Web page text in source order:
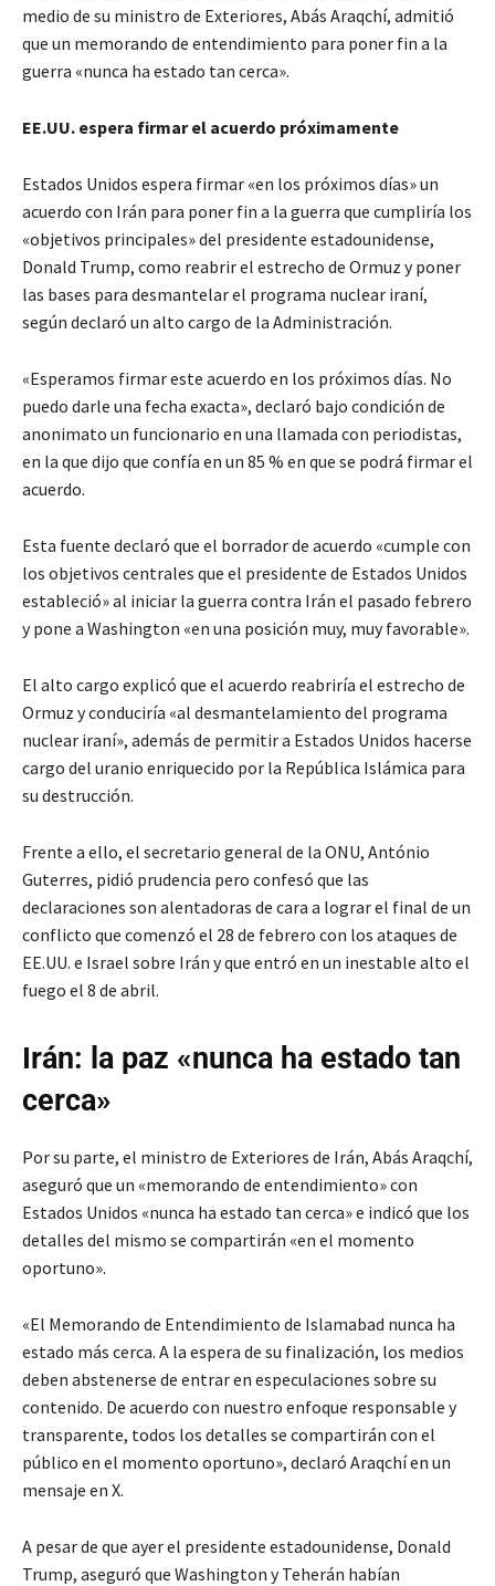
medio de su ministro de Exteriores, Abás Araqchí, admitió
que un memorando de entendimiento para poner fin a la
guerra «nunca ha estado tan cerca».
EE.UU. espera firmar el acuerdo próximamente
Estados Unidos espera firmar «en los próximos días» un
acuerdo con Irán para poner fin a la guerra que cumpliría los
«objetivos principales» del presidente estadounidense,
Donald Trump, como reabrir el estrecho de Ormuz y poner
las bases para desmantelar el programa nuclear iraní,
según declaró un alto cargo de la Administración.
«Esperamos firmar este acuerdo en los próximos días. No
puedo darle una fecha exacta», declaró bajo condición de
anonimato un funcionario en una llamada con periodistas,
en la que dijo que confía en un 85 % en que se podrá firmar el
acuerdo.
Esta fuente declaró que el borrador de acuerdo «cumple con
los objetivos centrales que el presidente de Estados Unidos
estableció» al iniciar la guerra contra Irán el pasado febrero
y pone a Washington «en una posición muy, muy favorable».
El alto cargo explicó que el acuerdo reabriría el estrecho de
Ormuz y conduciría «al desmantelamiento del programa
nuclear iraní», además de permitir a Estados Unidos hacerse
cargo del uranio enriquecido por la República Islámica para
su destrucción.
Frente a ello, el secretario general de la ONU, António
Guterres, pidió prudencia pero confesó que las
declaraciones son alentadoras de cara a lograr el final de un
conflicto que comenzó el 28 de febrero con los ataques de
EE.UU. e Israel sobre Irán y que entró en un inestable alto el
fuego el 8 de abril.
Irán: la paz «nunca ha estado tan
cerca»
Por su parte, el ministro de Exteriores de Irán, Abás Araqchí,
aseguró que un «memorando de entendimiento» con
Estados Unidos «nunca ha estado tan cerca» e indicó que los
detalles del mismo se compartirán «en el momento
oportuno».
«El Memorando de Entendimiento de Islamabad nunca ha
estado más cerca. A la espera de su finalización, los medios
deben abstenerse de entrar en especulaciones sobre su
contenido. De acuerdo con nuestro enfoque responsable y
transparente, todos los detalles se compartirán con el
público en el momento oportuno», declaró Araqchí en un
mensaje en X.
A pesar de que ayer el presidente estadounidense, Donald
Trump, aseguró que Washington y Teherán habían